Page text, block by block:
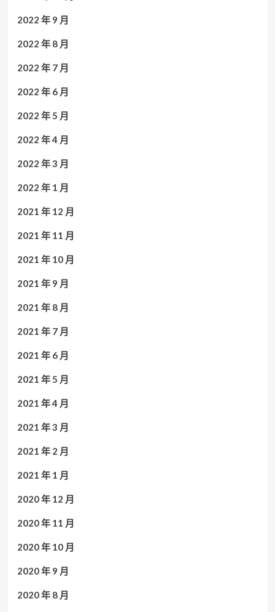
2022 年 9 月
2022 年 8 月
2022 年 7 月
2022 年 6 月
2022 年 5 月
2022 年 4 月
2022 年 3 月
2022 年 1 月
2021 年 12 月
2021 年 11 月
2021 年 10 月
2021 年 9 月
2021 年 8 月
2021 年 7 月
2021 年 6 月
2021 年 5 月
2021 年 4 月
2021 年 3 月
2021 年 2 月
2021 年 1 月
2020 年 12 月
2020 年 11 月
2020 年 10 月
2020 年 9 月
2020 年 8 月